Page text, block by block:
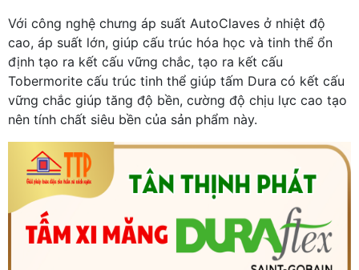
Với công nghệ chưng áp suất AutoClaves ở nhiệt độ
cao, áp suất lớn, giúp cấu trúc hóa học và tinh thể ổn
định tạo ra kết cấu vững chắc, tạo ra kết cấu
Tobermorite cấu trúc tinh thể giúp tấm Dura có kết cấu
vững chắc giúp tăng độ bền, cường độ chịu lực cao tạo
nên tính chất siêu bền của sản phẩm này.